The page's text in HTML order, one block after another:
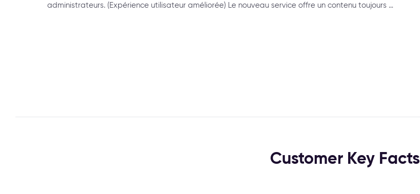
administrateurs. (Expérience utilisateur améliorée) Le nouveau service offre un contenu toujours …
Customer Key Facts